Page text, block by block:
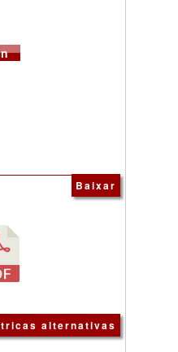
Baixar
alternativas